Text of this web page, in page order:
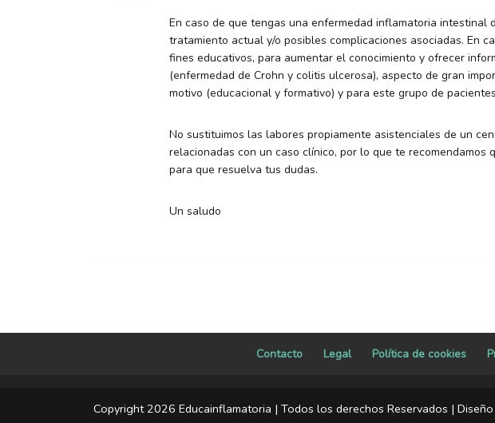
En caso de que tengas una enfermedad inflamatoria intestinal
tratamiento actual y/o posibles complicaciones asociadas. En
fines educativos, para aumentar el conocimiento y ofrecer
(enfermedad de Crohn y colitis ulcerosa), aspecto de gran
motivo (educacional y formativo) y para este grupo de
No sustituimos las labores propiamente asistenciales de un
relacionadas con un caso clínico, por lo que te
para que resuelva tus dudas.
Un saludo
Contacto Legal Política de cookies
Copyright 2026 Educainflamatoria | Todos los derechos Reservados |